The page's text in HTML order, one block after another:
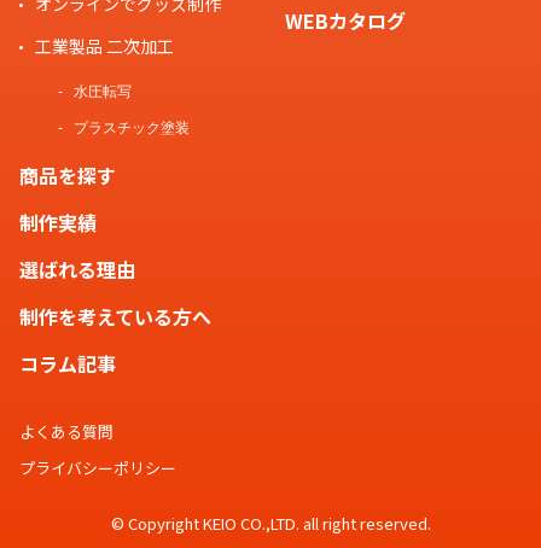
工業製品 二次加工
水圧転写
プラスチック塗装
商品を探す
制作実績
選ばれる理由
制作を考えている方へ
コラム記事
WEBカタログ
よくある質問
プライバシーポリシー
© Copyright KEIO CO.,LTD. all right reserved.